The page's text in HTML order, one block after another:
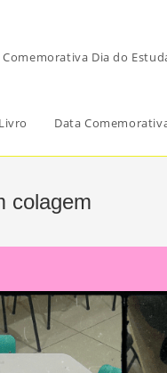
Comemorativa Dia do
Data
colagem